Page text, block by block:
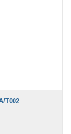
T002